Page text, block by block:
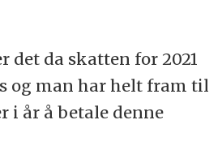
det da skatten for 2021
og man har helt fram til
i år å betale denne